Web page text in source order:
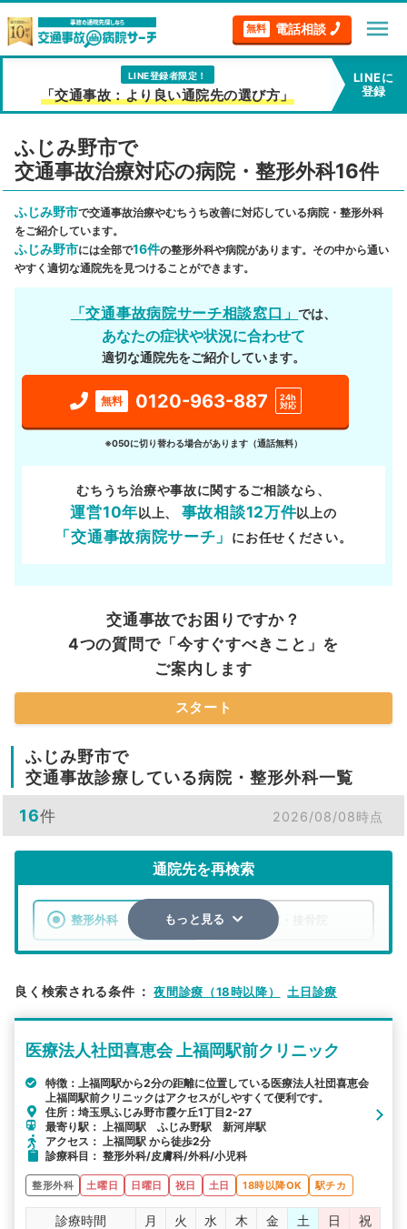
無料 電話相談 menu
LINE登録者限定！
「交通事故：より良い通院先の選び方」
LINEに
登録
ふじみ野市で
交通事故治療対応の病院・整形外科16件
ふじみ野市で交通事故治療やむちうち改善に対応している病院・整形外科
をご紹介しています。
ふじみ野市には全部で16件の整形外科や病院があります。その中から通い
やすく適切な通院先を見つけることができます。
「交通事故病院サーチ相談窓口」では、
あなたの症状や状況に合わせて
適切な通院先をご紹介しています。
無料 0120-963-887
24h
対応
※050に切り替わる場合があります（通話無料）
むちうち治療や事故に関するご相談なら、
運営10年以上、 事故相談12万件以上の
「交通事故病院サーチ」 にお任せください。
交通事故でお困りですか？
4つの質問で「今すぐすべきこと」を
ご案内します
スタート
ふじみ野市で
交通事故診療している病院・整形外科一覧
16件 2026/08/08時点
通院先を再検索
整形外科 整骨院・接骨院
検索する
詳細条件で絞り込む
その他の検索方法
駅から探す 院名から探す
もっと見る
良く検索される条件 ： 夜間診療（18時以降） 土日診療
医療法人社団喜恵会 上福岡駅前クリニック
特徴：上福岡駅から2分の距離に位置している医療法人社団喜恵会
上福岡駅前クリニックはアクセスがしやすくて便利です。
住所：埼玉県ふじみ野市霞ケ丘1丁目2-27
最寄り駅： 上福岡駅 ふじみ野駅 新河岸駅
アクセス： 上福岡駅 から徒歩2分
診療科目： 整形外科/皮膚科/外科/小児科
整形外科 土曜日 日曜日 祝日 土日 18時以降OK 駅チカ
診療時間 月 火 水 木 金 土 日
祝